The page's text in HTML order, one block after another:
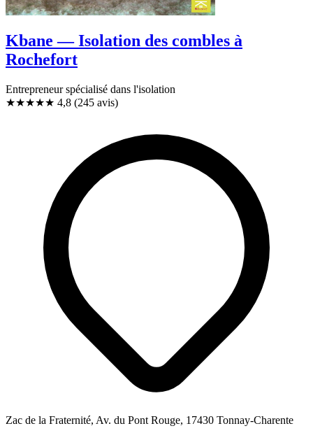
Kbane — Isolation des combles à
Rochefort
Entrepreneur spécialisé dans l'isolation
★★★★★ 4,8 (245 avis)
Zac de la Fraternité, Av. du Pont Rouge, 17430 Tonnay-Charente